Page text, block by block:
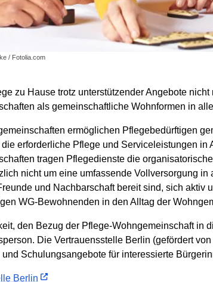
/ Fotolia.com
zu Hause trotz unterstützender Angebote
als gemeinschaftliche Wohnformen in
ermöglichen Pflegebedürftigen
erforderliche Pflege und Serviceleistungen
tragen Pflegedienste die
nicht um eine umfassende Vollversorgung
und Nachbarschaft bereit sind, sich aktiv
WG-Bewohnenden in den Alltag der
den Bezug der Pflege-Wohngemeinschaft in
Die Vertrauensstelle Berlin (gefördert
und Schulungsangebote für interessierte
Berlin